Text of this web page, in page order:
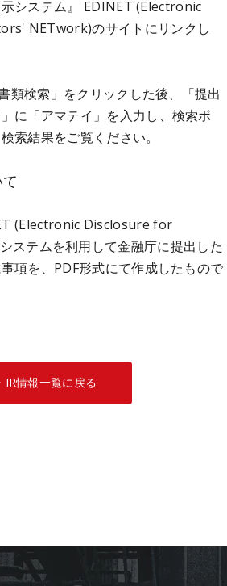
システム』 EDINET (Electronic
NETwork)のサイトにリンクし
類検索」をクリックした後、「提出
に「アマテイ」を入力し、検索ボ
索結果をご覧ください。
(Electronic Disclosure for
テムを利用して金融庁に提出した
項を、PDF形式にて作成したもので
IR情報一覧に戻る